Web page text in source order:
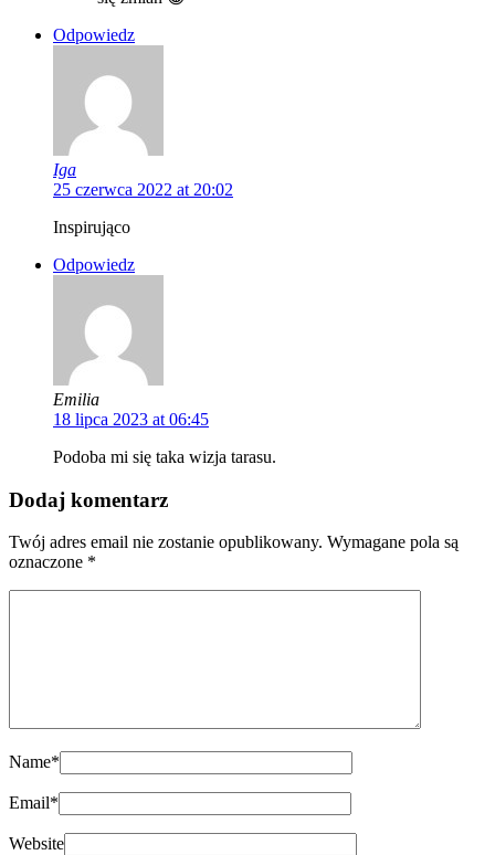
Odpowiedz
Iga
25 czerwca 2022 at 20:02
Inspirująco
Odpowiedz
Emilia
18 lipca 2023 at 06:45
Podoba mi się taka wizja tarasu.
Dodaj komentarz
Twój adres email nie zostanie opublikowany. Wymagane pola są
oznaczone *
Name*
Email*
Website